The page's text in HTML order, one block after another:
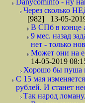
Danycominfo - ну
Через сколько
[982] 13-05-
В СПб в конце
9 мес. назад
нет - только
Может они на
14-05-2019
Хорошо бы пуша
С 15 мая
рублей. И станет
Так народ